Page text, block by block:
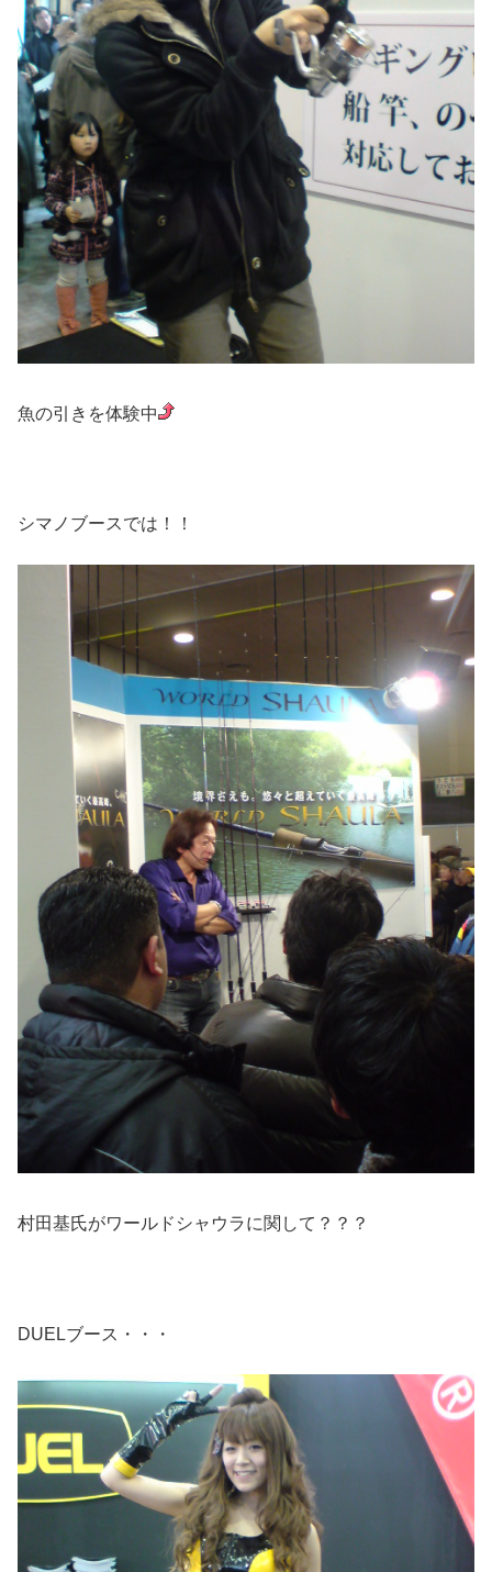
魚の引きを体験中
シマノブースでは！！
村田基氏がワールドシャウラに関して？？？
DUELブース・・・